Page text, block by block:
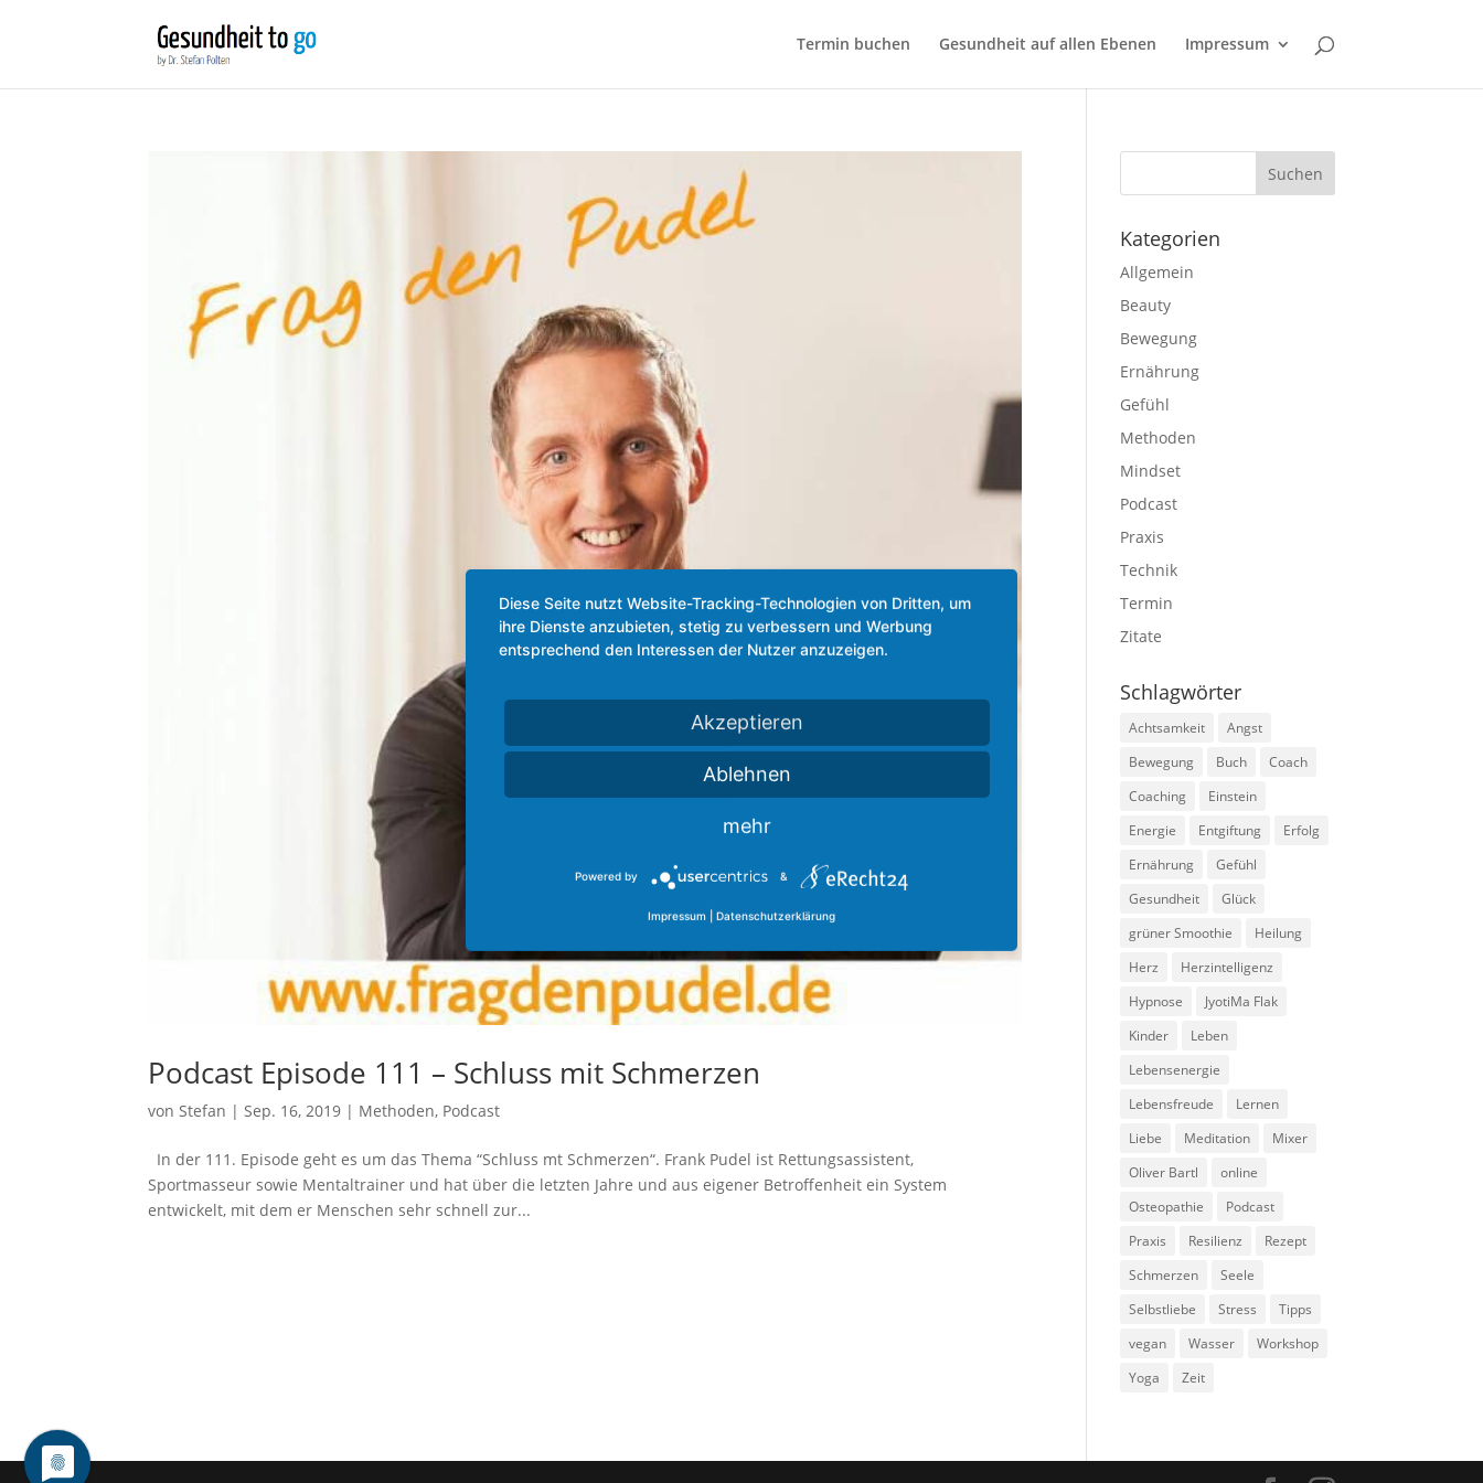
Wir benutzen Cookies um die Nutzerfreundlichkeit der Webseite zu verbessen. Durch Deinen Besuch stimmst Du dem zu.
Termin buchen Gesundheit auf allen Ebenen Impressum
Podcast Episode 111 – Schluss mit Schmerzen
von Stefan | Sep. 16, 2019 | Methoden, Podcast
In der 111. Episode geht es um das Thema “Schluss mt Schmerzen“. Frank Pudel ist Rettungsassistent,
Sportmasseur sowie Mentaltrainer und hat über die letzten Jahre und aus eigener Betroffenheit ein System
entwickelt, mit dem er Menschen sehr schnell zur...
Kategorien
Allgemein
Beauty
Bewegung
Ernährung
Gefühl
Methoden
Mindset
Podcast
Praxis
Technik
Termin
Zitate
Schlagwörter
Achtsamkeit
Angst
Bewegung
Buch
Coach
Coaching
Einstein
Energie
Entgiftung
Erfolg
Ernährung
Gefühl
Gesundheit
Glück
grüner Smoothie
Heilung
Herz
Herzintelligenz
Hypnose
JyotiMa Flak
Kinder
Leben
Lebensenergie
Lebensfreude
Lernen
Liebe
Meditation
Mixer
Oliver Bartl
online
Osteopathie
Podcast
Praxis
Resilienz
Rezept
Schmerzen
Seele
Selbstliebe
Stress
Tipps
vegan
Wasser
Workshop
Yoga
Zeit
Diese Seite nutzt Website-Tracking-Technologien von Dritten, um
ihre Dienste anzubieten, stetig zu verbessern und Werbung
entsprechend den Interessen der Nutzer anzuzeigen.
Akzeptieren
Ablehnen
mehr
Powered by &
Impressum Datenschutzerklärung